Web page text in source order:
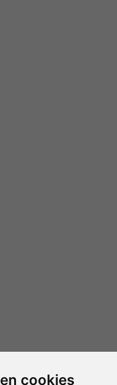
cookies
preferences